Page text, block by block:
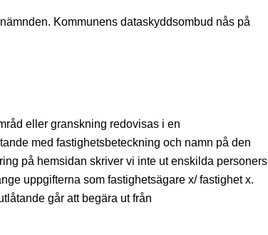
Kommunens dataskyddsombud nås på
eller granskning redovisas i en
med fastighetsbeteckning och namn på den
på hemsidan skriver vi inte ut enskilda personers
uppgifterna som fastighetsägare x/ fastighet x.
går att begära ut från